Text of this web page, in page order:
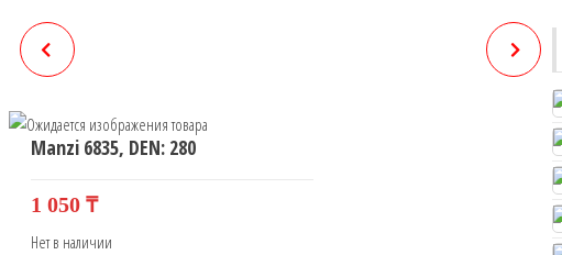
Manzi 6835, DEN: 280
1 050 ₸
Нет в наличии